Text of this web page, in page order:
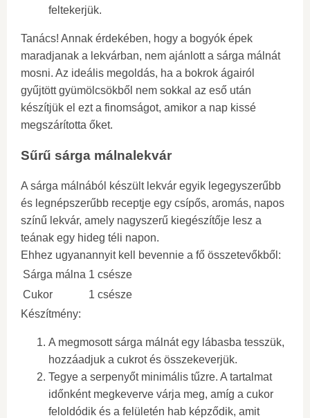
feltekerjük.
Tanács! Annak érdekében, hogy a bogyók épek
maradjanak a lekvárban, nem ajánlott a sárga málnát
mosni. Az ideális megoldás, ha a bokrok ágairól
gyűjtött gyümölcsökből nem sokkal az eső után
készítjük el ezt a finomságot, amikor a nap kissé
megszárította őket.
Sűrű sárga málnalekvár
A sárga málnából készült lekvár egyik legegyszerűbb
és legnépszerűbb receptje egy csípős, aromás, napos
színű lekvár, amely nagyszerű kiegészítője lesz a
teának egy hideg téli napon.
Ehhez ugyanannyit kell bevennie a fő összetevőkből:
Sárga málna 1 csésze
Cukor
1 csésze
Készítmény:
A megmosott sárga málnát egy lábasba tesszük,
hozzáadjuk a cukrot és összekeverjük.
Tegye a serpenyőt minimális tűzre. A tartalmat
időnként megkeverve várja meg, amíg a cukor
feloldódik és a felületén hab képződik, amit